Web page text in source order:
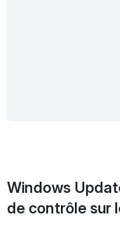
Windows
de contrôle sur